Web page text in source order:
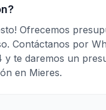
Ofrecemos
Contáctanos por
y te daremos un
en Mieres.